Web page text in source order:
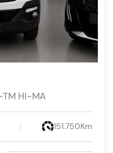
TM HI-MA
151.750Km